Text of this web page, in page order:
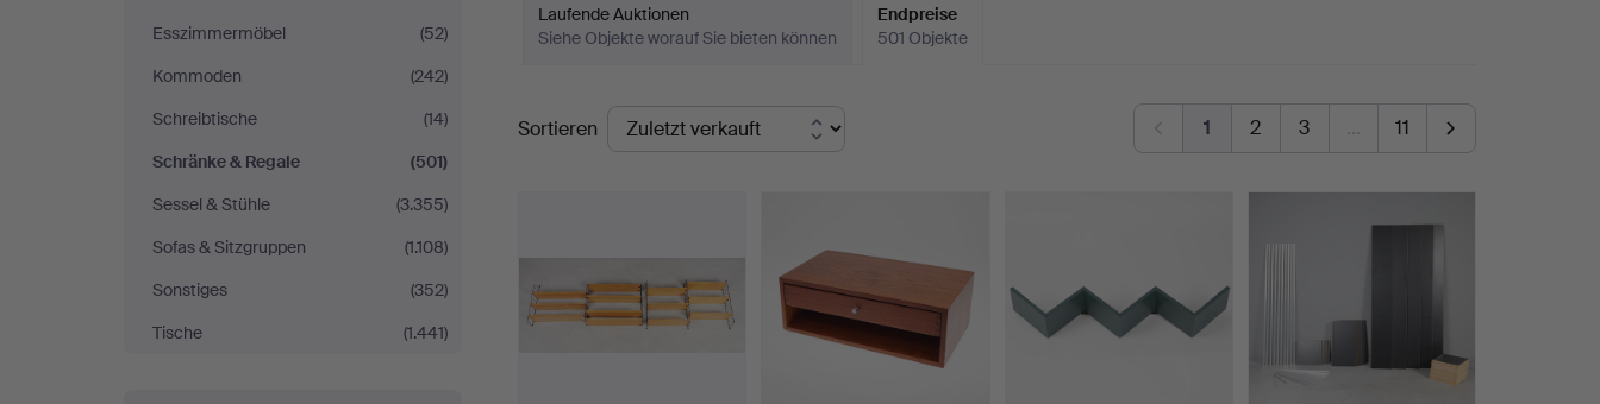
Stockholms
Auktionsverk
Köln
Esszimmermöbel
(52)
Kommoden
(242)
Schreibtische
(14)
Schränke & Regale
(501)
Sessel & Stühle
(3.355)
Sofas & Sitzgruppen
(1.108)
Sonstiges
(352)
Tische
(1.441)
Laufende Auktionen
Siehe Objekte worauf Sie bieten können
Endpreise
501 Objekte
Endpreise
Sortieren 1 2 3 … 11